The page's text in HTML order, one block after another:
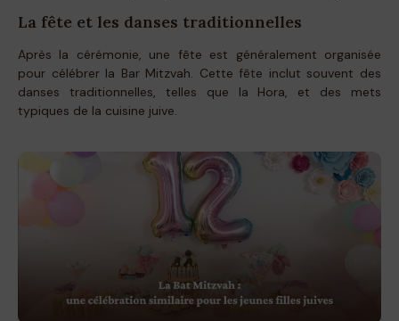
La fête et les danses traditionnelles
Après la cérémonie, une fête est généralement organisée
pour célébrer la Bar Mitzvah. Cette fête inclut souvent des
danses traditionnelles, telles que la Hora, et des mets
typiques de la cuisine juive.